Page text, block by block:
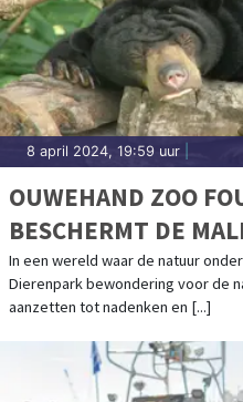
8 april 2024, 19:59 uur
OUWEHAND ZOO
BESCHERMT DE
In een wereld waar de natuur
Dierenpark bewondering voor de
aanzetten tot nadenken en [...]